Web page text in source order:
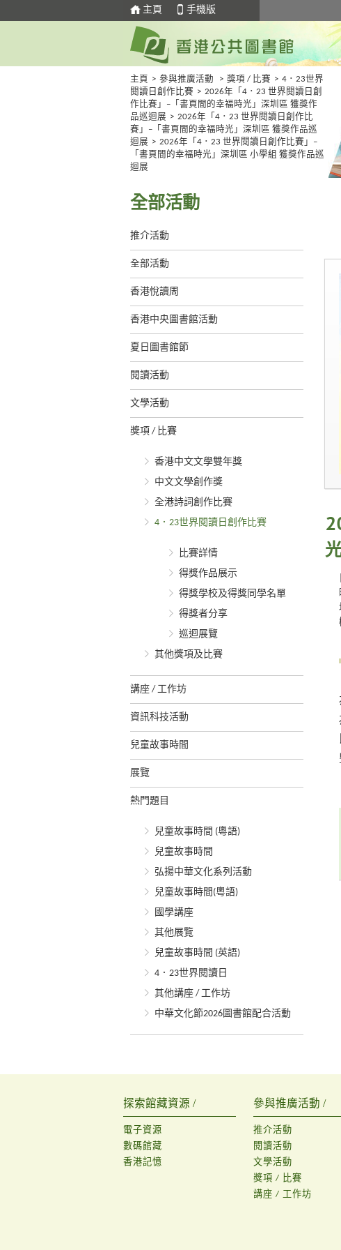
主頁 手機版
主頁 > 參與推廣活動 > 獎項 / 比賽 > 4．23世界
閱讀日創作比賽 > 2026年「4．23 世界閱讀日創
作比賽」–「書頁間的幸福時光」深圳區 獲獎作
品巡迴展 > 2026年「4．23 世界閱讀日創作比
賽」–「書頁間的幸福時光」深圳區 獲獎作品巡
迴展 > 2026年「4．23 世界閱讀日創作比賽」–
「書頁間的幸福時光」深圳區 小學組 獲獎作品巡
迴展
全部活動
推介活動
全部活動
香港悅讀周
香港中央圖書館活動
夏日圖書館節
閱讀活動
文學活動
獎項 / 比賽
香港中文文學雙年獎
中文文學創作獎
全港詩詞創作比賽
4．23世界閱讀日創作比賽
比賽詳情
得獎作品展示
得獎學校及得獎同學名單
得獎者分享
巡迴展覽
其他獎項及比賽
講座 / 工作坊
資訊科技活動
兒童故事時間
展覽
熱門題目
兒童故事時間 (粵語)
兒童故事時間
弘揚中華文化系列活動
兒童故事時間(粵語)
國學講座
其他展覽
兒童故事時間 (英語)
4．23世界閱讀日
其他講座 / 工作坊
中華文化節2026圖書館配合活動
探索館藏資源 /
電子資源
數碼館藏
香港記憶
參與推廣活動 /
推介活動
閱讀活動
文學活動
獎項 / 比賽
講座 / 工作坊